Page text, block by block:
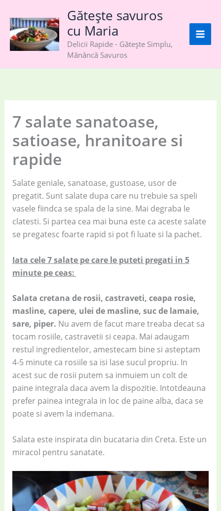
content
Gătește savuros
cu Maria
Delicii Rapide - Gătește Simplu,
Mănâncă Savuros
7 salate sanatoase,
satioase, hranitoare si
rapide
Salate geniale, sanatoase, gustoase, usor de
pregatit. Sunt salate dupa care nu trebuie sa speli
vasele fiindca se spala de la sine. Mai degraba le
clatesti. Si partea cea mai buna este ca aceste salate
se pregatesc foarte rapid si pot fi luate si la pachet.
Iata cele 7 salate pe care le puteti pregati in 5
minute pe ceas:
Salata cretana de rosii, castraveti, ceapa rosie,
masline, capere, ulei de masline, suc de lamaie,
sare, piper. Nu avem de facut mare treaba decat sa
tocam rosiile, castravetii si ceapa. Mai adaugam
restul ingredientelor, amestecam bine si asteptam
4-5 minute ca rosiile sa isi lase sucul propriu. In
acest suc de rosii putem sa inmuiem un colt de
paine integrala daca avem la dispozitie. Intotdeauna
prefer painea integrala in loc de paine alba, daca se
poate si avem la indemana.
Salata este inspirata din bucataria din Creta. Este un
miracol pentru sanatate.